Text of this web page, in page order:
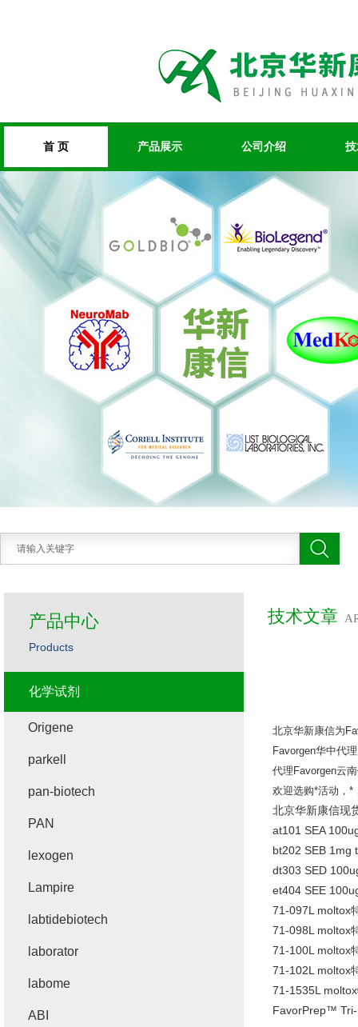
首 页 产品展示 公司介绍
技术文章
北京华新康信为
Favorgen华中代理
代理 Favorgen云
欢迎选购*活动，*
北京华新康信
at101 SEA
bt202 SEB 1mg
dt303 SED
et404 SEE
71-097L moltox
71-098L moltox
71-100L moltox
71-102L moltox
71-1535L moltox
FavorPrep™
产品中心
Products
化学试剂
Origene
parkell
pan-biotech
PAN
lexogen
Lampire
labtidebiotech
laborator
labome
ABI